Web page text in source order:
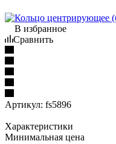
В избранное
Сравнить
Артикул: fs5896
Характеристики
Минимальная цена